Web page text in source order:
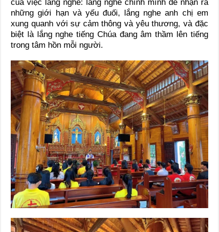
của việc lắng nghe: lắng nghe chính mình để nhận ra
những giới hạn và yếu đuối, lắng nghe anh chị em
xung quanh với sự cảm thông và yêu thương, và đặc
biệt là lắng nghe tiếng Chúa đang âm thầm lên tiếng
trong tâm hồn mỗi người.